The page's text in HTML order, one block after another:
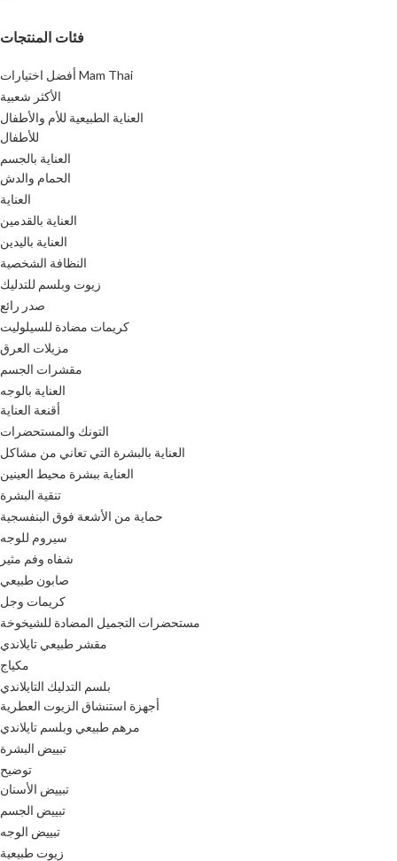
فئات المنتجات
أفضل اختيارات Mam Thai
الأكثر شعبية
العناية الطبيعية للأم والأطفال
للأطفال
العناية بالجسم
الحمام والدش
العناية
العناية بالقدمين
العناية باليدين
النظافة الشخصية
زيوت وبلسم للتدليك
صدر رائع
كريمات مضادة للسيلوليت
مزيلات العرق
مقشرات الجسم
العناية بالوجه
أقنعة العناية
التونك والمستحضرات
العناية بالبشرة التي تعاني من مشاكل
العناية ببشرة محيط العينين
تنقية البشرة
حماية من الأشعة فوق البنفسجية
سيروم للوجه
شفاه وفم مثير
صابون طبيعي
كريمات وجل
مستحضرات التجميل المضادة للشيخوخة
مقشر طبيعي تايلاندي
مكياج
بلسم التدليك التايلاندي
أجهزة استنشاق الزيوت العطرية
مرهم طبيعي وبلسم تايلاندي
تبييض البشرة
توضيح
تبييض الأسنان
تبييض الجسم
تبييض الوجه
زيوت طبيعية